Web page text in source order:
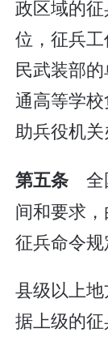
政区域的
位，征兵
民武装部
通高等学
助兵役机关
第五条 全
间和要求
征兵命令规
县级以上
据上级的